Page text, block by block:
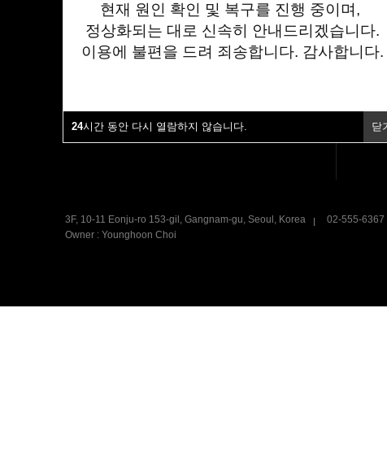
24시간 동안 다시 열람하지 않습니다. 닫기
현재 원인 확인 및 복구를 진행 중이며,
정상화되는 대로 신속히 안내드리겠습니다.
이용에 불편을 드려 죄송합니다. 감사합니다.
24시간 동안 다시 열람하지 않습니다. 닫
이용약관
3F, 10-11 Eonju-ro 153-gil, Gangnam-gu, Seoul, Korea 02-555-6367
Owner : Younghoon Choi